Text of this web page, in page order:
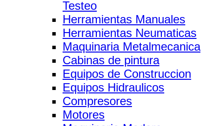
Testeo
Herramientas Manuales
Herramientas Neumaticas
Maquinaria Metalmecanica
Cabinas de pintura
Equipos de Construccion
Equipos Hidraulicos
Compresores
Motores